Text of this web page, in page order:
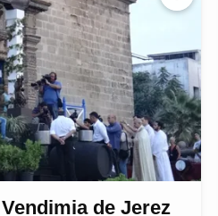
de Jerez